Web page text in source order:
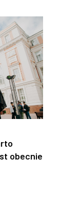
obecnie